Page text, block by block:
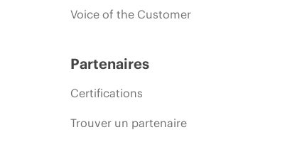
Voice of the Customer
Partenaires
Certifications
Trouver un partenaire